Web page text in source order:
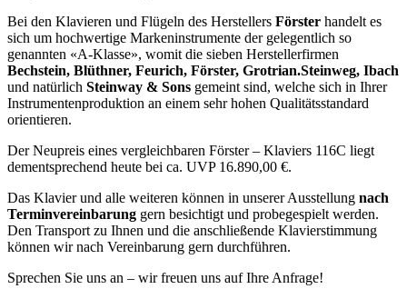
Bei den Klavieren und Flügeln des Herstellers Förster handelt es
sich um hochwertige Markeninstrumente der gelegentlich so
genannten «A-Klasse», womit die sieben Herstellerfirmen
Bechstein, Blüthner, Feurich, Förster, Grotrian.Steinweg, Ibach
und natürlich Steinway & Sons gemeint sind, welche sich in Ihrer
Instrumentenproduktion an einem sehr hohen Qualitätsstandard
orientieren.
Der Neupreis eines vergleichbaren Förster – Klaviers 116C liegt
dementsprechend heute bei ca. UVP 16.890,00 €.
Das Klavier und alle weiteren können in unserer Ausstellung nach
Terminvereinbarung gern besichtigt und probegespielt werden.
Den Transport zu Ihnen und die anschließende Klavierstimmung
können wir nach Vereinbarung gern durchführen.
Sprechen Sie uns an – wir freuen uns auf Ihre Anfrage!